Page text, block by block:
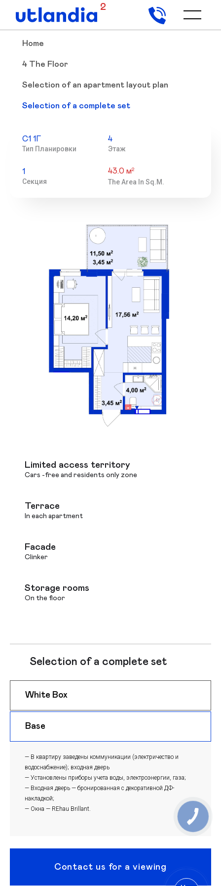
2
Home
4 The Floor
Selection of an apartment layout plan
Selection of a complete set
С1 1Г
Тип Планировки
4
Этаж
1
Секция
43.0 м2
The Area In Sq.m.
Limited access territory
Cars -free and residents only zone
Terrace
In each apartment
Facade
Clinker
Storage rooms
On the floor
Selection of a complete set
White Box
Base
— В квартиру заведены коммуникации (электричество и
водоснабжение); входная дверь
— Установлены приборы учета воды, электроэнергии, газа;
— Входная дверь — бронированная с декоративной ДФ-
накладкой;
— Окна — REhau Brillant.
Contact us for a viewing